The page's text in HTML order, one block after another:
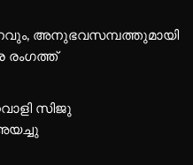
അനുഭവസമ്പത്തുമായി
രംഗത്ത്
സിജു